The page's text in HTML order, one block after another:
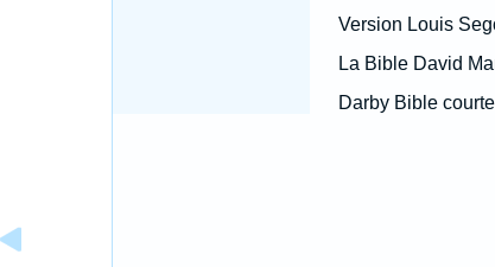
Version Louis
La Bible David
Darby Bible